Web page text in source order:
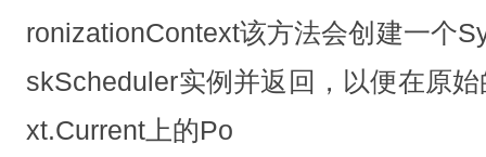
ronizationContext该方法会创建一个
skScheduler实例并返回，以便在原
xt.Current上的Po